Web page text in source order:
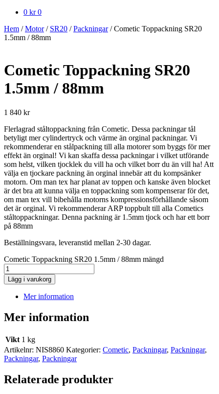
0 kr 0
Hem /Motor/ SR20 /Packningar/Cometic Toppackning SR20
1.5mm / 88mm
Cometic Toppackning SR20
1.5mm / 88mm
1 840 kr
Flerlagrad ståltoppackning från Cometic. Dessa packningar tål
betyligt mer cylindertryck och värme än orginal packningar. Vi
rekommenderar en stålpackning till alla motorer som byggs för mer
effekt än orginal! Vi kan skaffa dessa packningar i vilket utförande
som helst, vilken tjocklek du vill ha och vilket borr du än vill ha! Att
välja en tjockare packning än orginal innebär att du kompsänker
motorn. Om man tex har planat av toppen och kanske även blocket
är det bra att kunna välja en toppackning som kompenserar för det,
om man tex vill bibehålla motorns kompressionsförhållande såsom
det är orginal. Vi rekommenderar ARP toppbult till alla Cometics
ståltoppackningar. Denna packning är 1.5mm tjock och har ett borr
på 88mm
Beställningsvara, leveranstid mellan 2-30 dagar.
Cometic Toppackning SR20 1.5mm / 88mm mängd
Lägg i varukorg
Mer information
Mer information
Vikt 1 kg
Artikelnr: NIS8860 Kategorier: Cometic, Packningar, Packningar,
Packningar, Packningar
Relaterade produkter